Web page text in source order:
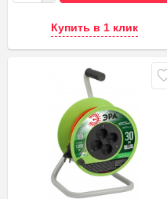
Купить в 1 клик